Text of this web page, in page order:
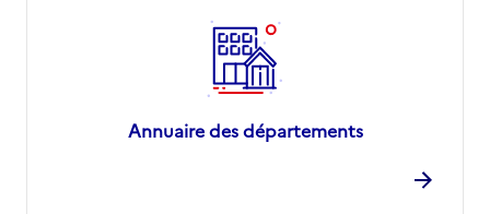
Annuaire des départements